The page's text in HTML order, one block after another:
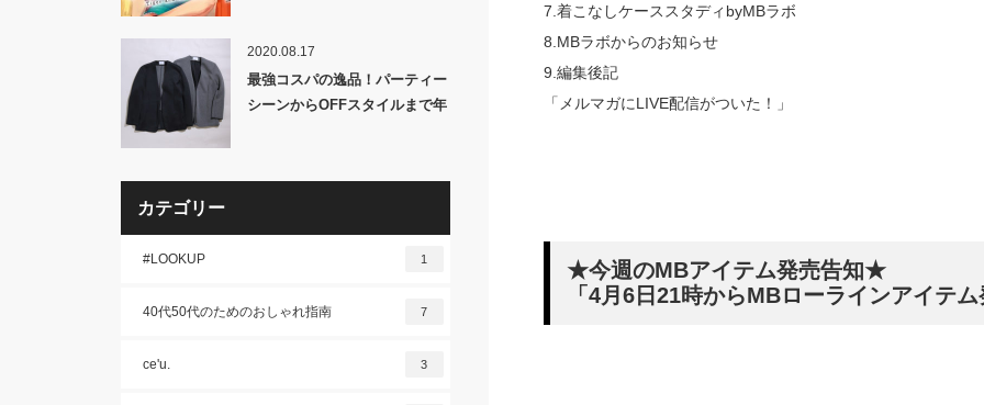
7.着こなしケーススタディbyMBラボ
8.MBラボからのお知らせ
9.編集後記
「メルマガにLIVE配信がついた！」
★今週のMBアイテム発売告知★
「4月6日21時からMBローラインアイテ
2020.08.17
最強コスパの逸品！パーティー
シーンからOFFスタイルまで年
カテゴリー
#LOOKUP 1
40代50代のためのおしゃれ指南 7
ce'u. 3